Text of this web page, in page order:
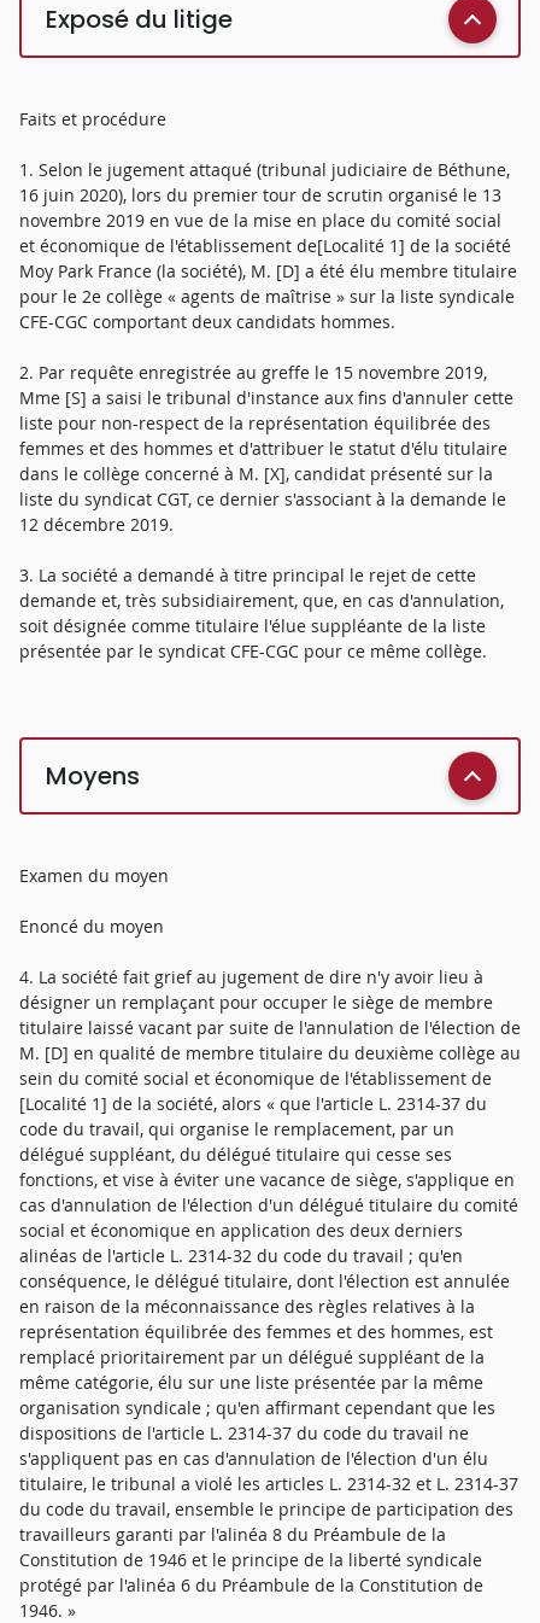
Exposé du litige
Faits et procédure
1. Selon le jugement attaqué (tribunal judiciaire de Béthune,
16 juin 2020), lors du premier tour de scrutin organisé le 13
novembre 2019 en vue de la mise en place du comité social
et économique de l'établissement de[Localité 1] de la société
Moy Park France (la société), M. [D] a été élu membre titulaire
pour le 2e collège « agents de maîtrise » sur la liste syndicale
CFE-CGC comportant deux candidats hommes.
2. Par requête enregistrée au greffe le 15 novembre 2019,
Mme [S] a saisi le tribunal d'instance aux fins d'annuler cette
liste pour non-respect de la représentation équilibrée des
femmes et des hommes et d'attribuer le statut d'élu titulaire
dans le collège concerné à M. [X], candidat présenté sur la
liste du syndicat CGT, ce dernier s'associant à la demande le
12 décembre 2019.
3. La société a demandé à titre principal le rejet de cette
demande et, très subsidiairement, que, en cas d'annulation,
soit désignée comme titulaire l'élue suppléante de la liste
présentée par le syndicat CFE-CGC pour ce même collège.
Moyens
Examen du moyen
Enoncé du moyen
4. La société fait grief au jugement de dire n'y avoir lieu à
désigner un remplaçant pour occuper le siège de membre
titulaire laissé vacant par suite de l'annulation de l'élection de
M. [D] en qualité de membre titulaire du deuxième collège au
sein du comité social et économique de l'établissement de
[Localité 1] de la société, alors « que l'article L. 2314-37 du
code du travail, qui organise le remplacement, par un
délégué suppléant, du délégué titulaire qui cesse ses
fonctions, et vise à éviter une vacance de siège, s'applique en
cas d'annulation de l'élection d'un délégué titulaire du comité
social et économique en application des deux derniers
alinéas de l'article L. 2314-32 du code du travail ; qu'en
conséquence, le délégué titulaire, dont l'élection est annulée
en raison de la méconnaissance des règles relatives à la
représentation équilibrée des femmes et des hommes, est
remplacé prioritairement par un délégué suppléant de la
même catégorie, élu sur une liste présentée par la même
organisation syndicale ; qu'en affirmant cependant que les
dispositions de l'article L. 2314-37 du code du travail ne
s'appliquent pas en cas d'annulation de l'élection d'un élu
titulaire, le tribunal a violé les articles L. 2314-32 et L. 2314-37
du code du travail, ensemble le principe de participation des
travailleurs garanti par l'alinéa 8 du Préambule de la
Constitution de 1946 et le principe de la liberté syndicale
protégé par l'alinéa 6 du Préambule de la Constitution de
1946. »